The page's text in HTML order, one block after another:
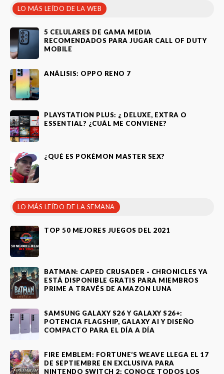
LO MÁS LEÍDO DE LA WEB
5 CELULARES DE GAMA MEDIA
RECOMENDADOS PARA JUGAR CALL OF DUTY
MOBILE
ANÁLISIS: OPPO RENO 7
PLAYSTATION PLUS: ¿ DELUXE, EXTRA O
ESSENTIAL? ¿CUÁL ME CONVIENE?
¿QUÉ ES POKÉMON MASTER SEX?
LO MÁS LEÍDO DE LA SEMANA
TOP 50 MEJORES JUEGOS DEL 2021
BATMAN: CAPED CRUSADER - CHRONICLES YA
ESTÁ DISPONIBLE GRATIS PARA MIEMBROS
PRIME A TRAVÉS DE AMAZON LUNA
SAMSUNG GALAXY S26 Y GALAXY S26+:
POTENCIA FLAGSHIP, GALAXY AI Y DISEÑO
COMPACTO PARA EL DÍA A DÍA
FIRE EMBLEM: FORTUNE’S WEAVE LLEGA EL 17
DE SEPTIEMBRE EN EXCLUSIVA PARA
NINTENDO SWITCH 2: CONOCE TODOS LOS